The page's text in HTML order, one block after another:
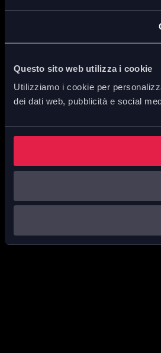
Questo sito web utilizza i cookie
Utilizziamo i cookie per
dei dati web, pubblicità e social